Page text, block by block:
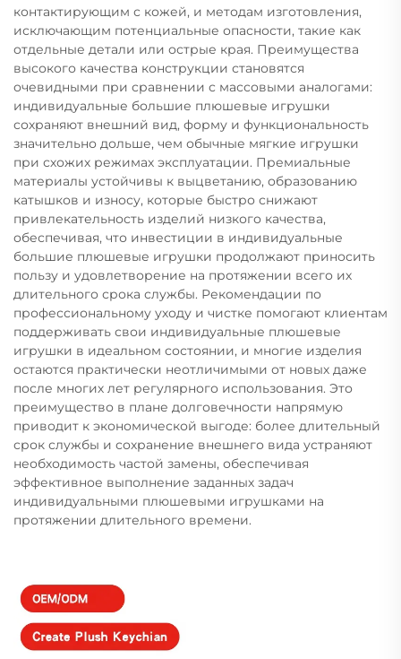
контактирующим с кожей, и методам изготовления,
исключающим потенциальные опасности, такие как
отдельные детали или острые края. Преимущества
высокого качества конструкции становятся
очевидными при сравнении с массовыми аналогами:
индивидуальные большие плюшевые игрушки
сохраняют внешний вид, форму и функциональность
значительно дольше, чем обычные мягкие игрушки
при схожих режимах эксплуатации. Премиальные
материалы устойчивы к выцветанию, образованию
катышков и износу, которые быстро снижают
привлекательность изделий низкого качества,
обеспечивая, что инвестиции в индивидуальные
большие плюшевые игрушки продолжают приносить
пользу и удовлетворение на протяжении всего их
длительного срока службы. Рекомендации по
профессиональному уходу и чистке помогают клиентам
поддерживать свои индивидуальные плюшевые
игрушки в идеальном состоянии, и многие изделия
остаются практически неотличимыми от новых даже
после многих лет регулярного использования. Это
преимущество в плане долговечности напрямую
приводит к экономической выгоде: более длительный
срок службы и сохранение внешнего вида устраняют
необходимость частой замены, обеспечивая
эффективное выполнение заданных задач
индивидуальными плюшевыми игрушками на
протяжении длительного времени.